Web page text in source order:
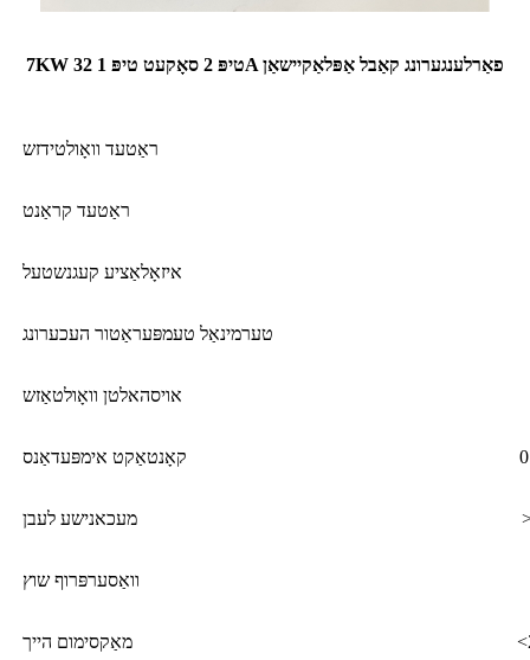
7KW טיפּ 2 סאָקעט טיפּ 1 32A פאַרלענגערונג קאַבל אַפּלאַקיישאַן
ראַטעד וואָולטידזש
ראַטעד קראַנט
איזאָלאַציע קעגנשטעל
טערמינאַל טעמפּעראַטור העכערונג
אויסהאלטן וואָולטאַזש
קאָנטאַקט אימפּעדאַנס
מעכאנישע לעבן
וואַסערפּרוף שוץ
מאַקסימום הייך